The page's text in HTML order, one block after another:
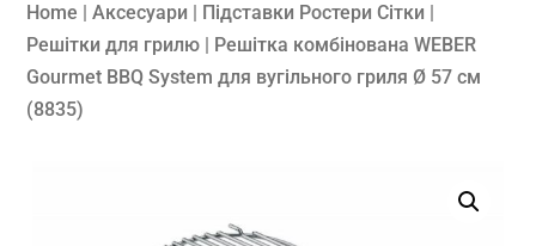
Home |Аксесуари | Підставки Ростери Сітки |
Решітки для грилю | Решітка комбінована WEBER
Gourmet BBQ System для вугільного гриля Ø 57 см
(8835)